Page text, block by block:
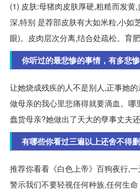
(1) 皮肤:母猪肉皮肤厚硬,粗糙而发黄
深,特别 是荐部皮肤有大如米粒,小如
眼)。皮肉层次分离,结合处疏松。育肥
你听过的最悲惨的事情，有多悲
让她烧成残疾的人不是别人,正事她
做母亲的我心里悲痛得就要滴血。哪
蠢货母亲?她做出了天大的孽事丈夫还
有哪些你看过三遍以上还舍不得
推荐你看看《白色上帝》百狗夜行,
警示我们不要轻视任何种族,任何生